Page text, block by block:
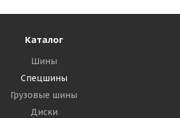
Каталог
Шины
Спецшины
Грузовые шины
Диски